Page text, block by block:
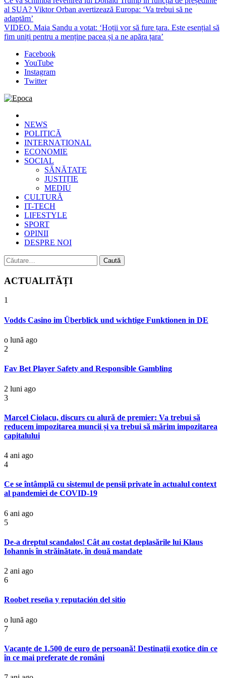
al SUA? Viktor Orban avertizează Europa: ‘Va trebui să ne
adaptăm’
VIDEO. Maia Sandu a votat: ‘Hoții vor să fure țara. Este esențial să
fim uniți pentru a menține pacea și a ne apăra țara’
Facebook
YouTube
Instagram
Twitter
Epoca
Cele mai noi știri online din România
NEWS
POLITICĂ
INTERNAȚIONAL
ECONOMIE
SOCIAL
SĂNĂTATE
JUSTIȚIE
MEDIU
CULTURĂ
IT-TECH
LIFESTYLE
SPORT
OPINII
DESPRE NOI
Caută
după:
ACTUALITĂȚI
1
Vodds Casino im Überblick und wichtige Funktionen in DE
o lună ago
2
Fav Bet Player Safety and Responsible Gambling
2 luni ago
3
Marcel Ciolacu, discurs cu alură de premier: Va trebui să
reducem impozitarea muncii și va trebui să mărim impozitarea
capitalului
4 ani ago
4
Ce se întâmplă cu sistemul de pensii private în actualul context
al pandemiei de COVID-19
6 ani ago
5
De-a dreptul scandalos! Cât au costat deplasările lui Klaus
Iohannis în străinătate, în două mandate
2 ani ago
6
Roobet reseña y reputación del sitio
o lună ago
7
Vacanțe de 1.500 de euro de persoană! Destinații exotice din ce
în ce mai preferate de români